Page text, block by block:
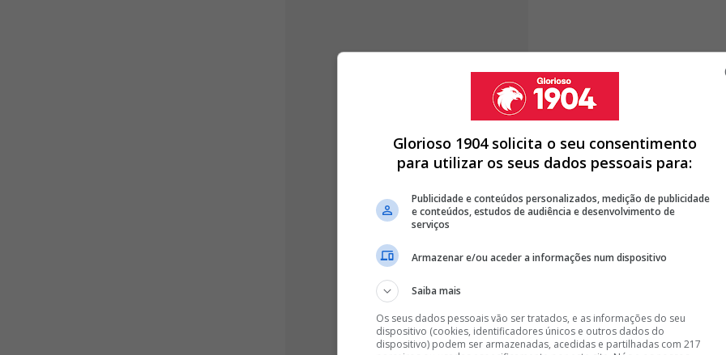
Glorioso 1904 solicita o seu consentimento
para utilizar os seus dados pessoais para:
Publicidade e conteúdos personalizados, medição de publicidade
e conteúdos, estudos de audiência e desenvolvimento de
serviços
Armazenar e/ou aceder a informações num dispositivo
Saiba mais
Os seus dados pessoais vão ser tratados, e as informações do seu
dispositivo (cookies, identificadores únicos e outros dados do
dispositivo) podem ser armazenadas, acedidas e partilhadas com 217